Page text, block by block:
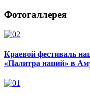
Фотогаллерея
Краевой фестиваль
«Палитра наций» в